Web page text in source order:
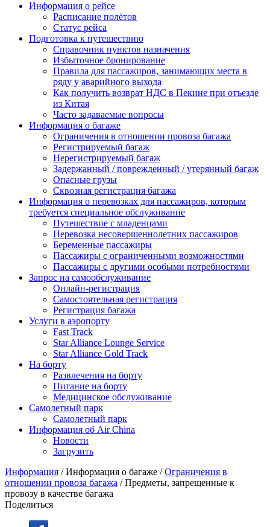
Информация о рейсе
Расписание полётов
Статус рейса
Подготовка к путешествию
Справочник пунктов назначения
Избыточное бронирование
Правила для пассажиров, занимающих места в
ряду у аварийного выхода
Как получить возврат НДС в Пекине при отъезде
из Китая
Часто задаваемые вопросы
Информация о багаже
Ограничения в отношении провоза багажа
Регистрируемый багаж
Нерегистрируемый багаж
Задержанный / поврежденный / утерянный багаж
Опасные грузы
Сквозная регистрация багажа
Информация о перевозках для пассажиров, которым
требуется специальное обслуживание
Путешествие с младенцами
Перевозка несовершеннолетних пассажиров
Беременные пассажиры
Пассажиры с ограниченными возможностями
Пассажиры с другими особыми потребностями
Запрос на самообслуживание
Онлайн-регистрация
Самостоятельная регистрация
Регистрация багажа
Услуги в аэропорту
Fast Track
Star Alliance Lounge Service
Star Alliance Gold Track
На борту
Развлечения на борту
Питание на борту
Медицинское обслуживание
Самолетный парк
Самолетный парк
Информация об Air China
Новости
Загрузить
Информация / Информация о багаже / Ограничения в
отношении провоза багажа / Предметы, запрещенные к
провозу в качестве багажа
Поделиться